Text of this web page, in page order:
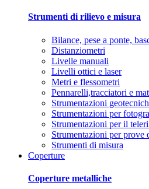
Strumenti di rilievo e misura
Bilance, pese a ponte,
Distanziometri
Livelle manuali
Livelli ottici e laser
Metri e flessometri
Pennarelli,tracciatori e
Strumentazioni
Strumentazioni per
Strumentazioni per il
Strumentazioni per prove
Strumenti di misura
Coperture
Coperture metalliche